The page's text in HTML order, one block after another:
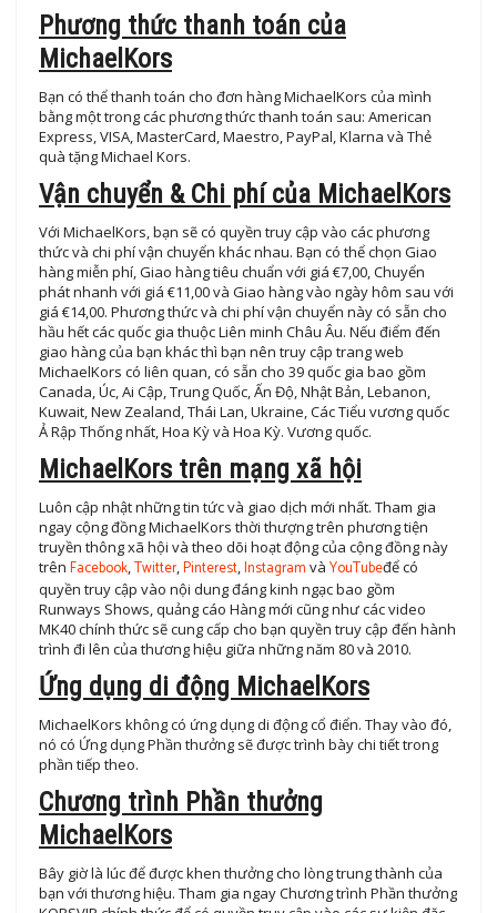
Phương thức thanh toán của
MichaelKors
Bạn có thể thanh toán cho đơn hàng MichaelKors của mình
bằng một trong các phương thức thanh toán sau: American
Express, VISA, MasterCard, Maestro, PayPal, Klarna và Thẻ
quà tặng Michael Kors.
Vận chuyển & Chi phí của MichaelKors
Với MichaelKors, bạn sẽ có quyền truy cập vào các phương
thức và chi phí vận chuyển khác nhau. Bạn có thể chọn Giao
hàng miễn phí, Giao hàng tiêu chuẩn với giá €7,00, Chuyển
phát nhanh với giá €11,00 và Giao hàng vào ngày hôm sau với
giá €14,00. Phương thức và chi phí vận chuyển này có sẵn cho
hầu hết các quốc gia thuộc Liên minh Châu Âu. Nếu điểm đến
giao hàng của bạn khác thì bạn nên truy cập trang web
MichaelKors có liên quan, có sẵn cho 39 quốc gia bao gồm
Canada, Úc, Ai Cập, Trung Quốc, Ấn Độ, Nhật Bản, Lebanon,
Kuwait, New Zealand, Thái Lan, Ukraine, Các Tiểu vương quốc
Ả Rập Thống nhất, Hoa Kỳ và Hoa Kỳ. Vương quốc.
MichaelKors trên mạng xã hội
Luôn cập nhật những tin tức và giao dịch mới nhất. Tham gia
ngay cộng đồng MichaelKors thời thượng trên phương tiện
truyền thông xã hội và theo dõi hoạt động của cộng đồng này
trên Facebook,Twitter,Pinterest,Instagram và YouTubeđể có
quyền truy cập vào nội dung đáng kinh ngạc bao gồm
Runways Shows, quảng cáo Hàng mới cũng như các video
MK40 chính thức sẽ cung cấp cho bạn quyền truy cập đến hành
trình đi lên của thương hiệu giữa những năm 80 và 2010.
Ứng dụng di động MichaelKors
MichaelKors không có ứng dụng di động cổ điển. Thay vào đó,
nó có Ứng dụng Phần thưởng sẽ được trình bày chi tiết trong
phần tiếp theo.
Chương trình Phần thưởng
MichaelKors
Bây giờ là lúc để được khen thưởng cho lòng trung thành của
bạn với thương hiệu. Tham gia ngay Chương trình Phần thưởng